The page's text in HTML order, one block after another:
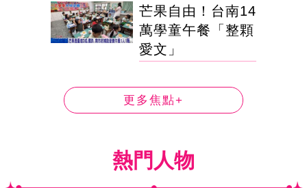
芒果自由！台南14
萬學童午餐「整顆
愛文」
更多焦點+
熱門人物